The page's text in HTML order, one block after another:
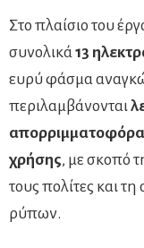
Στο πλαίσιο του
συνολικά13
ευρύ φάσμα
περιλαμβάνονται
απορριμματοφόρα
χρήσης, με σκοπό
τους πολίτες και
ρύπων.